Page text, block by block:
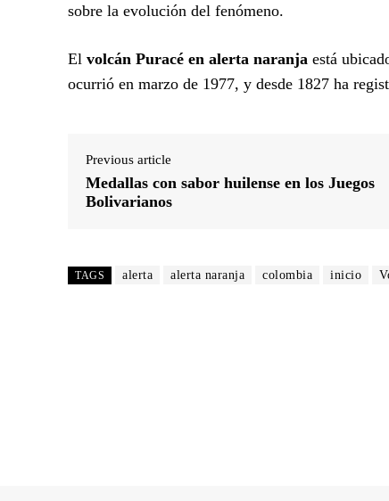
sobre la evolución del fenómeno.
El volcán Puracé en alerta naranja está
ocurrió en marzo de 1977, y desde 1827 ha
Previous article
Medallas con sabor huilense en los Juegos
Bolivarianos
TAGS alerta alerta naranja colombia inicio